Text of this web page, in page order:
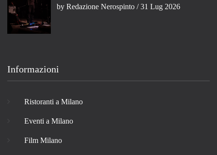
by Redazione Nerospinto / 31 Lug 2026
Informazioni
Ristoranti a Milano
Eventi a Milano
Film Milano